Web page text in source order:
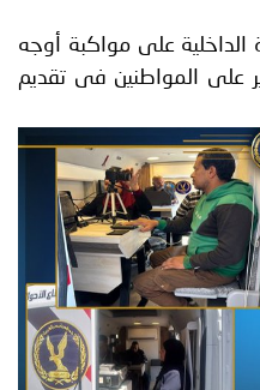
على مواكبة أوجه
على المواطنين فى تقديم